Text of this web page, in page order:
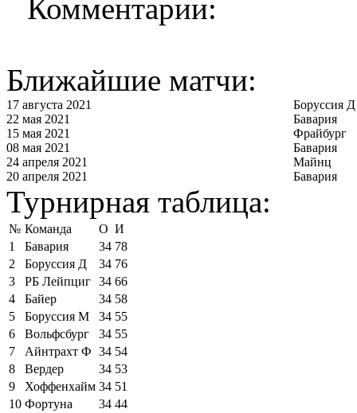
Комментарии:
Ближайшие матчи:
17 августа 2021
Боруссия Д
22 мая 2021
Бавария
15 мая 2021
Фрайбург
08 мая 2021
Бавария
24 апреля 2021
Майнц
20 апреля 2021
Бавария
Турнирная таблица:
№ Команда О И
1
Бавария 34 78
2
Боруссия Д 34 76
3
РБ Лейпциг 34 66
4
Байер 34 58
5
Боруссия М 34 55
6
Вольфсбург 34 55
7
Айнтрахт Ф 34 54
8
Вердер 34 53
9
Хоффенхайм 34 51
10 Фортуна 34 44